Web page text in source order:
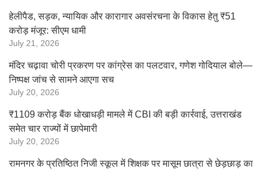
हेलीपैड, सड़क, न्यायिक और कारागार अवसंरचना के विकास हेतु ₹51
करोड़ मंजूर: सीएम धामी
July 21, 2026
मंदिर चढ़ावा चोरी प्रकरण पर कांग्रेस का पलटवार, गणेश गोदियाल बोले—
निष्पक्ष जांच से सामने आएगा सच
July 20, 2026
₹1109 करोड़ बैंक धोखाधड़ी मामले में CBI की बड़ी कार्रवाई, उत्तराखंड
समेत चार राज्यों में छापेमारी
July 20, 2026
रामनगर के प्रतिष्ठित निजी स्कूल में शिक्षक पर मासूम छात्रा से छेड़छाड़ का